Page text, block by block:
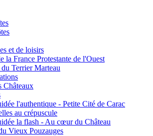
et de loisirs
la France Protestante de l'Ouest
Terrier Marteau
Châteaux
l'authentique - Petite Cité de Carac
au crépuscule
la flash - Au cœur du Château
Vieux Pouzauges